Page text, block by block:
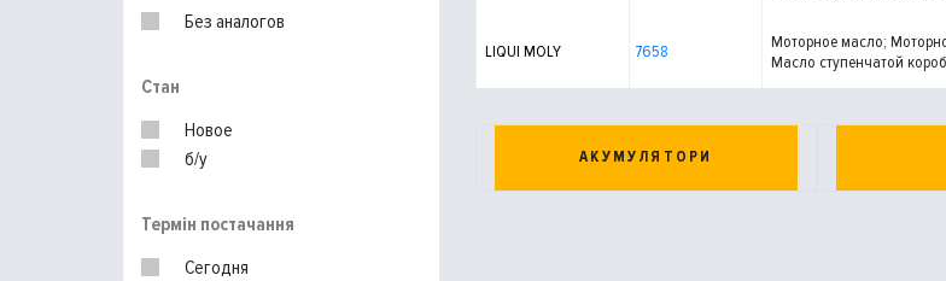
Без аналогов
Стан
Новое
б/у
Термін постачання
Сегодня
LIQUI MOLY 7658
Моторное масло;
Масло ступенчатой
АКУМУЛЯТОРИ